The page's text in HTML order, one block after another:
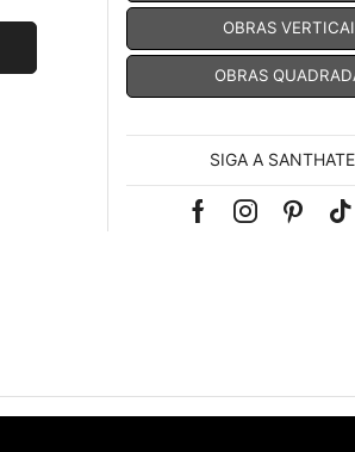
OBRAS
OBRAS
SIGA A
FacebookInstagram